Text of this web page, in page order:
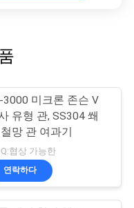
3000 미크론 존슨 V
유형 관, SS304 쐐
망 관 여과기
협상 가능한
연락하다